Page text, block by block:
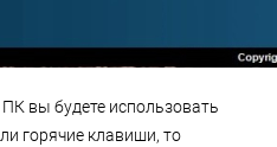
вы будете использовать
горячие клавиши, то